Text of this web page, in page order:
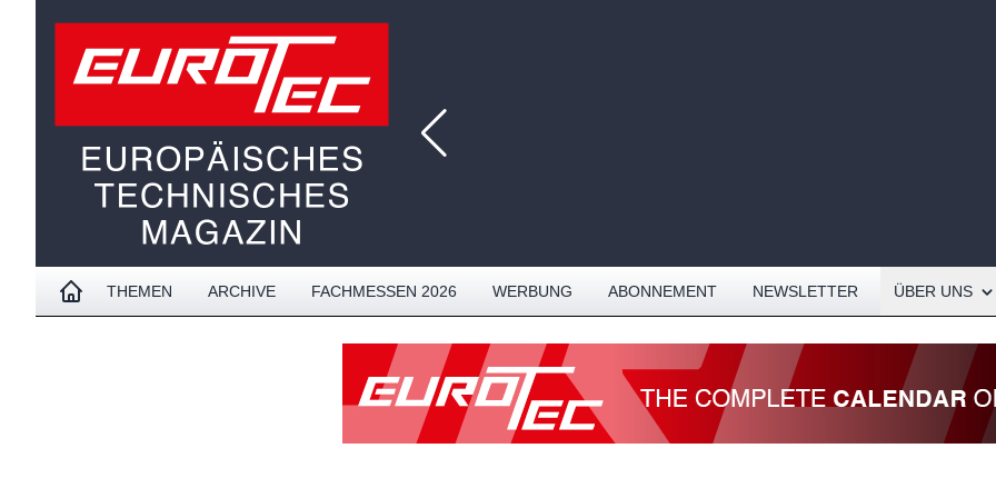
THEMEN ARCHIVE FACHMESSEN 2026 WERBUNG ABONNEMENT NEWSLETTER
ÜBER UNS